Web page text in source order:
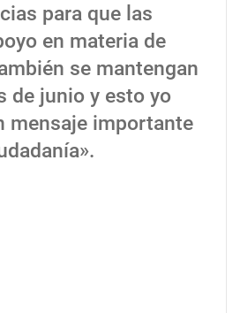
para que las
en materia de
se mantengan
de junio y esto yo
mensaje importante